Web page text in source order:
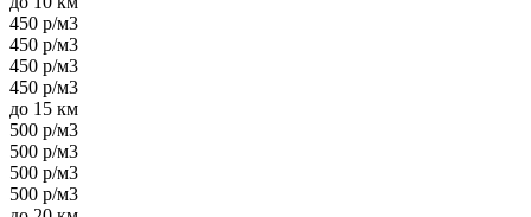
450 р/м3
450 р/м3
450 р/м3
450 р/м3
до 15 км
500 р/м3
500 р/м3
500 р/м3
500 р/м3